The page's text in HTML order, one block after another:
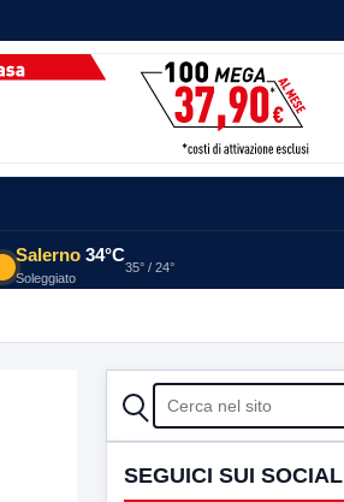
Salerno 34°C
Soleggiato
35° / 24°
CERCA
SEGUICI SUI SOCIAL